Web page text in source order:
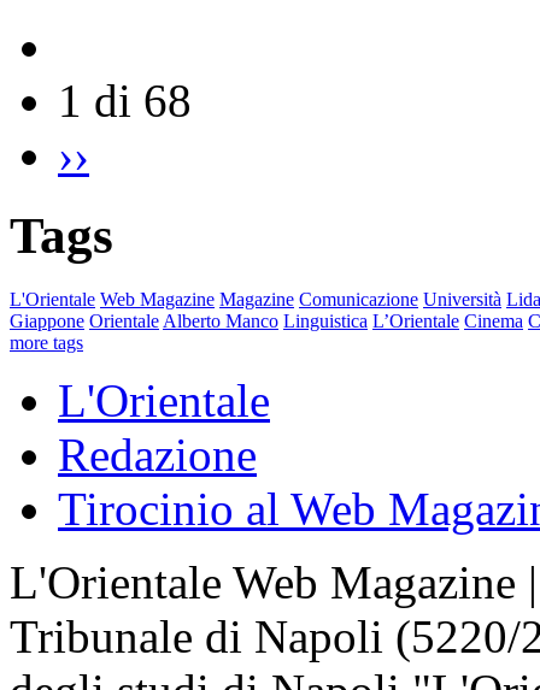
1 di 68
››
Tags
L'Orientale Web Magazine Magazine Comunicazione Università
Giappone Orientale Alberto Manco Linguistica L’Orientale Cinema
more tags
L'Orientale
Redazione
Tirocinio al Web
L'Orientale Web Magazine
Tribunale di Napoli